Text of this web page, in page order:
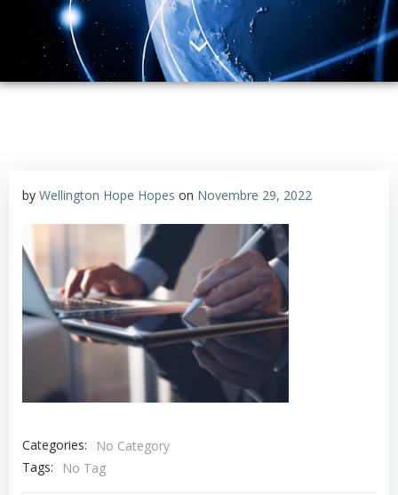
by Wellington Hope Hopes on Novembre 29, 2022
Categories:
No Category
Tags:
No Tag